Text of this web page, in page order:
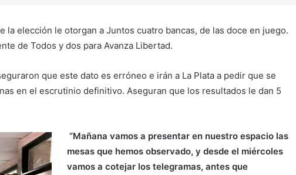
la elección le otorgan a Juntos cuatro bancas, de las doce en juego.
de Todos y dos para Avanza Libertad.
que este dato es erróneo e irán a La Plata a pedir que se
en el escrutinio definitivo. Aseguran que los resultados le dan 5
“Mañana vamos a presentar en nuestro espacio las
mesas que hemos observado, y desde el miércoles
vamos a cotejar los telegramas, antes que